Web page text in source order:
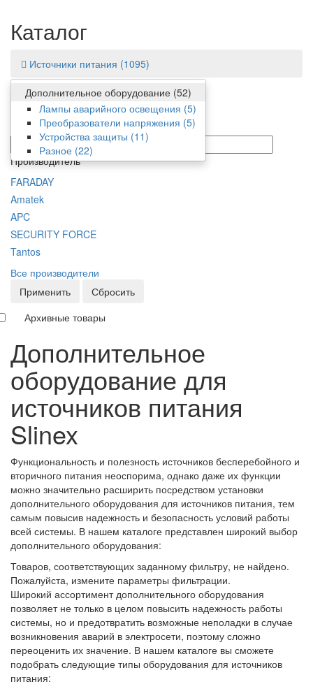
Каталог
Источники питания (1095)
Дополнительное оборудование (52)
Лампы аварийного освещения (5)
Преобразователи напряжения (5)
Устройства защиты (11)
Разное (22)
Фильтр
Цена
от/до
Производитель
FARADAY
Amatek
APC
SECURITY FORCE
Tantos
Все производители
Применить
Сбросить
Архивные товары
Дополнительное
оборудование для
источников питания
Slinex
Функциональность и полезность источников бесперебойного и
вторичного питания неоспорима, однако даже их функции
можно значительно расширить посредством установки
дополнительного оборудования для источников питания, тем
самым повысив надежность и безопасность условий работы
всей системы. В нашем каталоге представлен широкий выбор
дополнительного оборудования:
Товаров, соответствующих заданному фильтру, не найдено.
Пожалуйста, измените параметры фильтрации.
Широкий ассортимент дополнительного оборудования
позволяет не только в целом повысить надежность работы
системы, но и предотвратить возможные неполадки в случае
возникновения аварий в электросети, поэтому сложно
переоценить их значение. В нашем каталоге вы сможете
подобрать следующие типы оборудования для источников
питания: